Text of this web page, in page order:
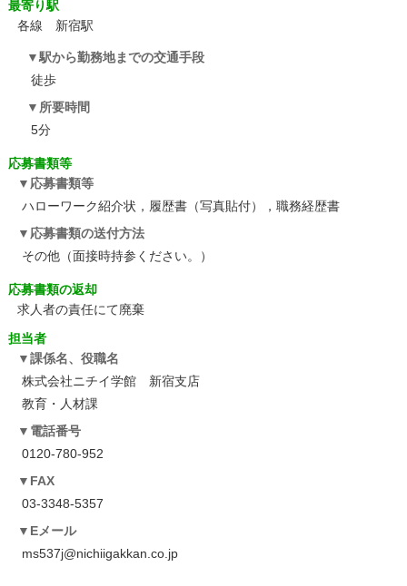
最寄り駅
各線 新宿駅
駅から勤務地までの交通手段
徒歩
所要時間
5分
応募書類等
応募書類等
ハローワーク紹介状，履歴書（写真貼付），職務経歴書
応募書類の送付方法
その他（面接時持参ください。）
応募書類の返却
求人者の責任にて廃棄
担当者
課係名、役職名
株式会社ニチイ学館 新宿支店
教育・人材課
電話番号
0120-780-952
FAX
03-3348-5357
Eメール
ms537j@nichiigakkan.co.jp